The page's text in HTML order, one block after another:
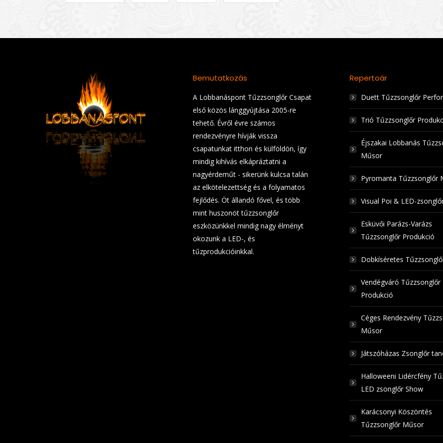
Bemutatkozás
A Lobbanáspont Tűzzsonglőr Csapat
első közös lánggyújtása 2005-re
tehető. Évről évre számos
rendezvényre hívják vissza
csapatunkat itthon és külföldön, így
mindig kihívás elkápráztatni a
nagyérdeműt - sikerünk kulcsa talán
az elkötelezettség és a folyamatos
fejlődés. Öt állandó fővel, és több
mint huszonöt tűzzsonglőr
eszközünkkel mindig nagy élményt
okozunk a LED-, és
tűzprodukcióinkkal.
Repertoár
Duett Tűzzsonglőr
Trió Tűzzsonglőr
Éjszakai Lobbanás
Műsor
Pyromanta Tűzzsonglőr
Visual Poi & LED-
Esküvői Parázs-Varázs
Tűzzsonglőr Produkció
Dobkíséretes
Vendégváró Tűzzsonglőr
Produkció
Céges Rendezvény
Műsor
Játszóházas Zsonglőr
Halloweeni Lidércfény
LED zsonglőr Show
Karácsonyi Köszöntés
Tűzzsonglőr Műsor